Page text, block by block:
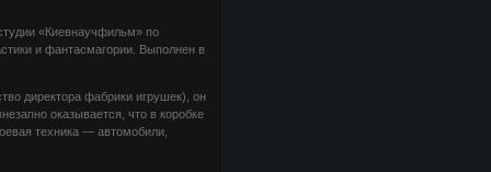
«Киевнаучфильм» по
и фантасмагории. Выполнен в
директора фабрики игрушек), он
оказывается, что в коробке
техника — автомобили,